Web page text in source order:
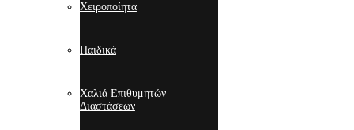
Χειροποίητα
Παιδικά
Χαλιά Επιθυμητών
Διαστάσεων